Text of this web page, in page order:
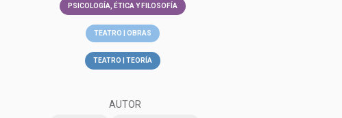
PSICOLOGÍA, ÉTICA Y FILOSOFÍA
TEATRO | OBRAS
TEATRO | TEORÍA
AUTOR